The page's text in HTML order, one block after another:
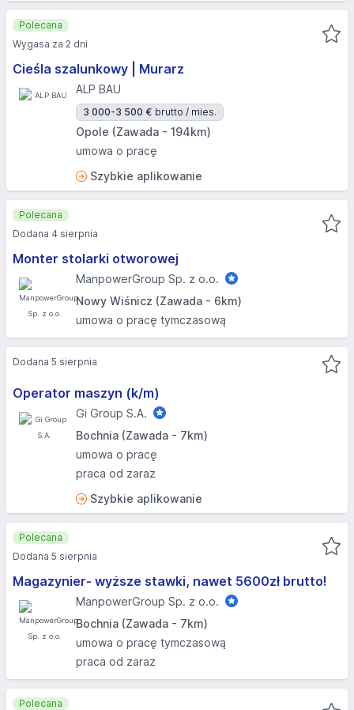
Cieśla szalunkowy | Murarz
ALP BAU
3 000-3 500 € brutto / mies.
Opole (Zawada - 194km)
umowa o pracę
Szybkie aplikowanie
Polecana
Wygasa za 2 dni
Monter stolarki otworowej
ManpowerGroup Sp. z o.o.
Nowy Wiśnicz (Zawada - 6km)
umowa o pracę tymczasową
Polecana
Dodana 4 sierpnia
Operator maszyn (k/m)
Gi Group S.A.
Bochnia (Zawada - 7km)
umowa o pracę
praca od zaraz
Szybkie aplikowanie
Dodana 5 sierpnia
Magazynier- wyższe stawki, nawet 5600zł brutto!
ManpowerGroup Sp. z o.o.
Bochnia (Zawada - 7km)
umowa o pracę tymczasową
praca od zaraz
Polecana
Dodana 5 sierpnia
Polecana